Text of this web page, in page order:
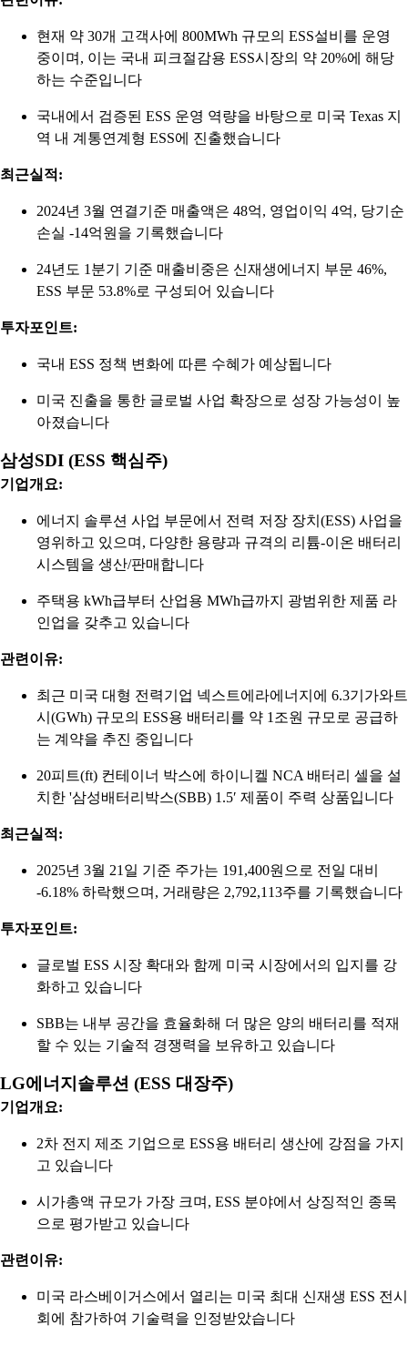
현재 약 30개 고객사에 800MWh 규모의 ESS설비를 운영
중이며, 이는 국내 피크절감용 ESS시장의 약 20%에 해당
하는 수준입니다
국내에서 검증된 ESS 운영 역량을 바탕으로 미국 Texas 지
역 내 계통연계형 ESS에 진출했습니다
최근실적:
2024년 3월 연결기준 매출액은 48억, 영업이익 4억, 당기순
손실 -14억원을 기록했습니다
24년도 1분기 기준 매출비중은 신재생에너지 부문 46%,
ESS 부문 53.8%로 구성되어 있습니다
투자포인트:
국내 ESS 정책 변화에 따른 수혜가 예상됩니다
미국 진출을 통한 글로벌 사업 확장으로 성장 가능성이 높
아졌습니다
삼성SDI (ESS 핵심주)
기업개요:
에너지 솔루션 사업 부문에서 전력 저장 장치(ESS) 사업을
영위하고 있으며, 다양한 용량과 규격의 리튬-이온 배터리
시스템을 생산/판매합니다
주택용 kWh급부터 산업용 MWh급까지 광범위한 제품 라
인업을 갖추고 있습니다
관련이유:
최근 미국 대형 전력기업 넥스트에라에너지에 6.3기가와트
시(GWh) 규모의 ESS용 배터리를 약 1조원 규모로 공급하
는 계약을 추진 중입니다
20피트(ft) 컨테이너 박스에 하이니켈 NCA 배터리 셀을 설
치한 '삼성배터리박스(SBB) 1.5′ 제품이 주력 상품입니다
최근실적:
2025년 3월 21일 기준 주가는 191,400원으로 전일 대비
-6.18% 하락했으며, 거래량은 2,792,113주를 기록했습니다
투자포인트:
글로벌 ESS 시장 확대와 함께 미국 시장에서의 입지를 강
화하고 있습니다
SBB는 내부 공간을 효율화해 더 많은 양의 배터리를 적재
할 수 있는 기술적 경쟁력을 보유하고 있습니다
LG에너지솔루션 (ESS 대장주)
기업개요:
2차 전지 제조 기업으로 ESS용 배터리 생산에 강점을 가지
고 있습니다
시가총액 규모가 가장 크며, ESS 분야에서 상징적인 종목
으로 평가받고 있습니다
관련이유:
미국 라스베이거스에서 열리는 미국 최대 신재생 ESS 전시
회에 참가하여 기술력을 인정받았습니다